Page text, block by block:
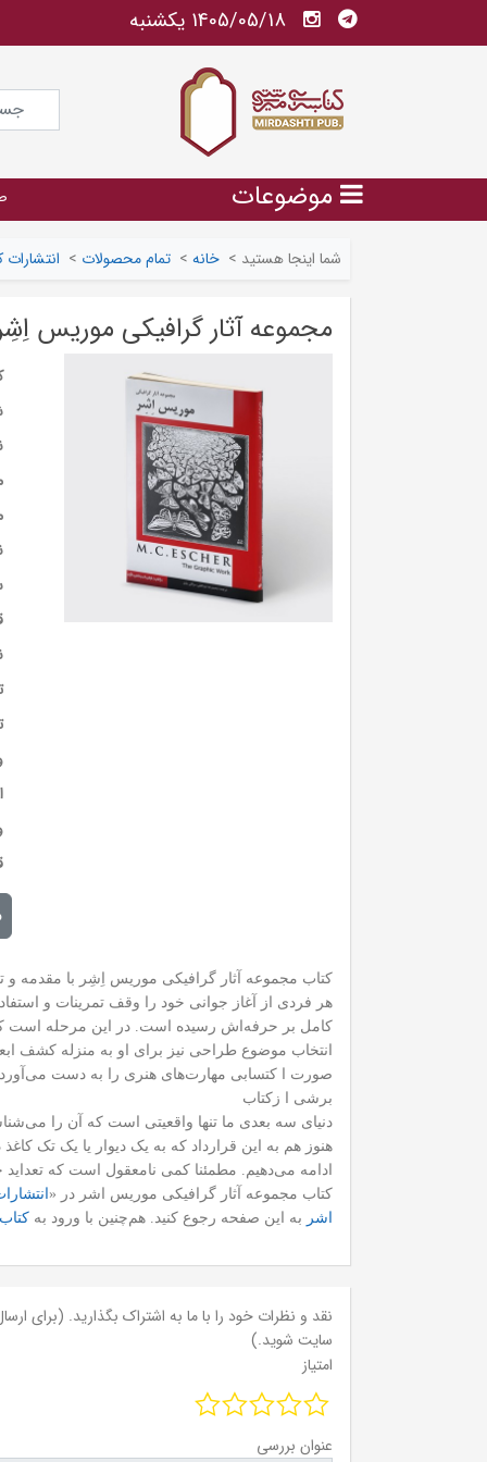
1405/05/18 يكشنبه
موضوعات
شما اینجا هستید > خانه > تمام محصولات >
مجموعه آثار گرافیکی موریس
کتاب مجموعه آثار گرافیکی موریس اِشِر با مقدمه و
هر فردی از آغاز جوانی خود را وقف تمرینات و
کامل بر حرفه‌اش رسیده است. در این مرحله است
انتخاب موضوع طراحی نیز برای او به منزله کشف
صورت ا کتسابی مهارت‌‌های هنری را به دست
برشی ا زکتاب
دنیای سه بعدی ما تنها واقعیتی است که آن را
هنوز هم به این قرارداد که به یک دیوار یا یک تک
ادامه می‌دهیم. مطمئنا کمی نامعقول است که
کتاب مجموعه آثار گرافیکی موریس اشر در «
اشر به این صفحه رجوع کنید. هم‌چنین با ورود به
نقد و نظرات خود را با ما به اشتراک بگذارید. (برای
سایت شوید.)
امتیاز
عنوان بررسی